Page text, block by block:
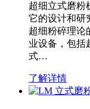
超细立式磨粉
它的设计和研
超细粉碎理论
业设备，包括
式…
了解详情